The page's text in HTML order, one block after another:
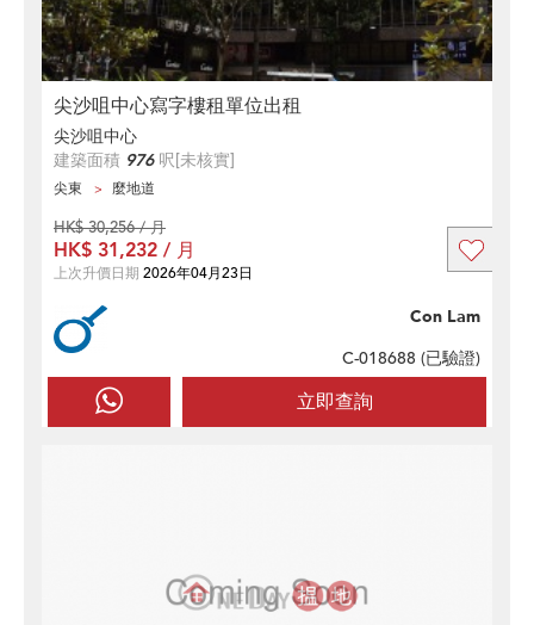
尖沙咀中心寫字樓租單位出租
尖沙咀中心
建築面積 976呎[未核實]
尖東 麼地道
立即查詢
Con Lam
C-018688 (已驗證)
HK$ 30,256 / 月
HK$ 31,232 / 月
上次升價日期 2026年04月23日